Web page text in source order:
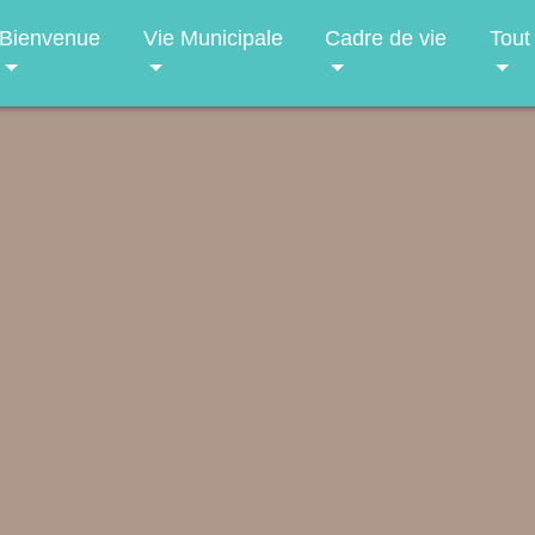
Bienvenue Vie Municipale Cadre de vie